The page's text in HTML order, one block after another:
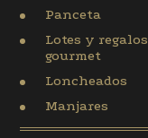
Panceta
Lotes y regalos
gourmet
Loncheados
Manjares